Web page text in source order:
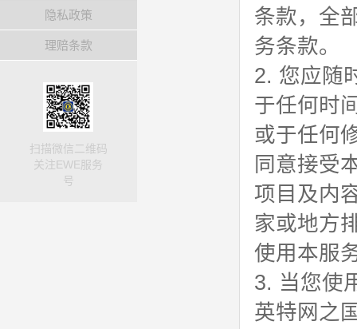
隐私政策
理赔条款
扫描微信二维码
关注EWE服务
号
条款，全
务条款。
2. 您应随
于任何时
或于任何
同意接受
项目及内
家或地方
使用本服
3. 当您使
英特网之